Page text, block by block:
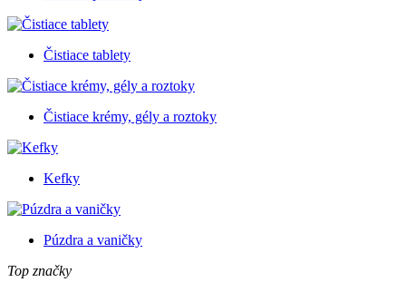
Čistiace tablety
Čistiace krémy, gély a roztoky
Kefky
Púzdra a vaničky
Top značky